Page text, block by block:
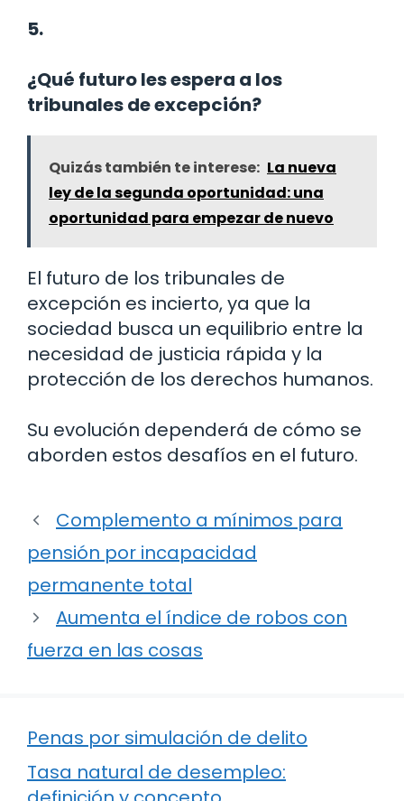
5.
¿Qué futuro les espera a los
tribunales de excepción?
Quizás también te interese: La nueva
ley de la segunda oportunidad: una
oportunidad para empezar de nuevo
El futuro de los tribunales de
excepción es incierto, ya que la
sociedad busca un equilibrio entre la
necesidad de justicia rápida y la
protección de los derechos humanos.
Su evolución dependerá de cómo se
aborden estos desafíos en el futuro.
Complemento a mínimos para
pensión por incapacidad
permanente total
Aumenta el índice de robos con
fuerza en las cosas
Penas por simulación de delito
Tasa natural de desempleo: